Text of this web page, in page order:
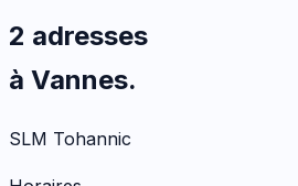
2 adresses
à Vannes.
SLM Tohannic